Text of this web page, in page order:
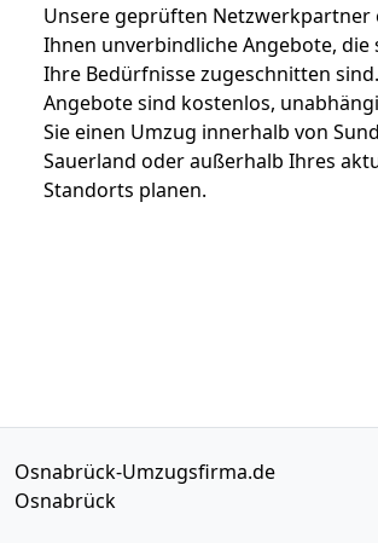
Unsere geprüften Netzwerkpartner
Ihnen unverbindliche Angebote, die
Ihre Bedürfnisse zugeschnitten
Angebote sind kostenlos,
Sie einen Umzug innerhalb von
Sauerland oder außerhalb Ihres
Standorts planen.
Osnabrück-Umzugsfirma.de
Osnabrück